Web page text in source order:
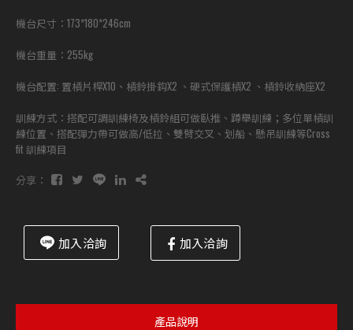
機台尺寸：173*180*246cm
機台重量：255kg
機台配置: 置槓片桿X10、槓鈴掛鈎X2 、硬式保護槓X2 、槓鈴收納座X2
訓練方式：搭配可調訓練椅及槓鈴組可做臥推、蹲舉訓練；多位單槓訓
練位置、搭配彈力帶可做高/低拉、雙臂交叉、划船、懸吊訓練等Cross
fit 訓練項目
分享：
加入洽詢 加入洽詢
產品說明